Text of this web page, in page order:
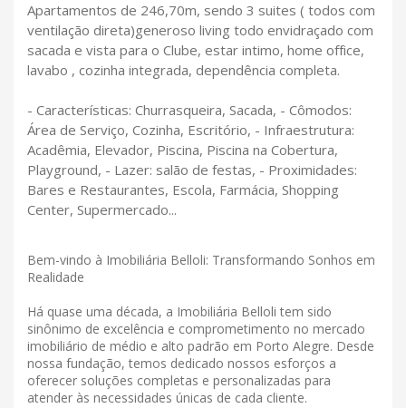
Apartamentos de 246,70m, sendo 3 suites ( todos com
ventilação direta)generoso living todo envidraçado com
sacada e vista para o Clube, estar intimo, home office,
lavabo , cozinha integrada, dependência completa.
- Características: Churrasqueira, Sacada, - Cômodos:
Área de Serviço, Cozinha, Escritório, - Infraestrutura:
Acadêmia, Elevador, Piscina, Piscina na Cobertura,
Playground, - Lazer: salão de festas, - Proximidades:
Bares e Restaurantes, Escola, Farmácia, Shopping
Center, Supermercado...
Bem-vindo à Imobiliária Belloli: Transformando Sonhos em
Realidade
Há quase uma década, a Imobiliária Belloli tem sido
sinônimo de excelência e comprometimento no mercado
imobiliário de médio e alto padrão em Porto Alegre. Desde
nossa fundação, temos dedicado nossos esforços a
oferecer soluções completas e personalizadas para
atender às necessidades únicas de cada cliente.